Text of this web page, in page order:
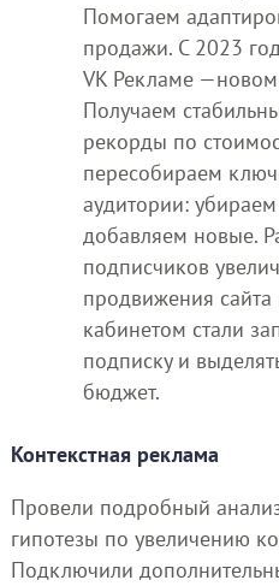
Помогаем
продажи. С 2023
VK Рекламе —новом
Получаем
рекорды по
пересобираем
аудитории:
добавляем новые.
подписчиков
продвижения сайта
кабинетом стали
подписку и
бюджет.
Контекстная реклама
Провели подробный
гипотезы по увеличению
Подключили